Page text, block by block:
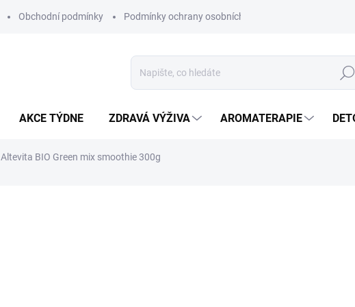
Obchodní podmínky Podmínky ochrany osobních údajů
AKCE TÝDNE ZDRAVÁ VÝŽIVA AROMATERAPIE
Altevita BIO Green mix smoothie 300g